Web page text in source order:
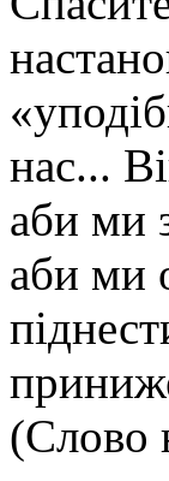
нас...
аби ми
аби ми
(Слово